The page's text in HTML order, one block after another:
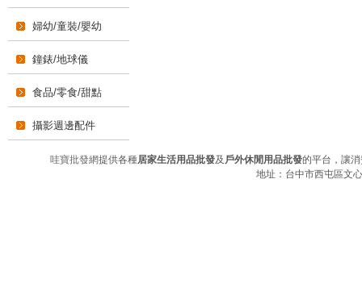
婦幼/童裝/嬰幼
鐘錶/地球儀
食品/零食/甜點
攝影週邊配件
哇寶批發網提供各種居家生活用品批發及 戶外休閒用品批發的平台，讓
地址：台中市西屯區文